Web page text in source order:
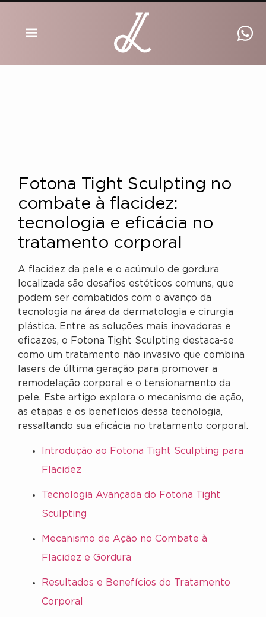
Fotona Tight Sculpting no
combate à flacidez:
tecnologia e eficácia no
tratamento corporal
A flacidez da pele e o acúmulo de gordura
localizada são desafios estéticos comuns, que
podem ser combatidos com o avanço da
tecnologia na área da dermatologia e cirurgia
plástica. Entre as soluções mais inovadoras e
eficazes, o Fotona Tight Sculpting destaca-se
como um tratamento não invasivo que combina
lasers de última geração para promover a
remodelação corporal e o tensionamento da
pele. Este artigo explora o mecanismo de ação,
as etapas e os benefícios dessa tecnologia,
ressaltando sua eficácia no tratamento corporal.
Introdução ao Fotona Tight Sculpting para
Flacidez
Tecnologia Avançada do Fotona Tight
Sculpting
Mecanismo de Ação no Combate à
Flacidez e Gordura
Resultados e Benefícios do Tratamento
Corporal